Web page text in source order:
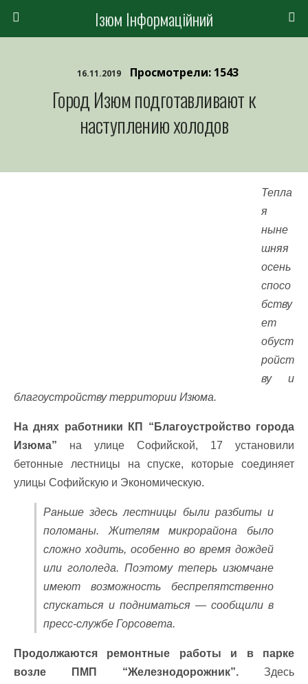
Ізюм Інформаційний
16.11.2019 Просмотрели: 1543
Город Изюм подготавливают к
наступлению холодов
Тепла
я
ныне
шняя
осень
спосо
бству
ет
обуст
ройст
ву и
благоустройству территории Изюма.
На днях работники КП “Благоустройство города
Изюма” на улице Софийской, 17 установили
бетонные лестницы на спуске, которые соединяет
улицы Софийскую и Экономическую.
Раньше здесь лестницы были разбиты и
поломаны. Жителям микрорайона было
сложно ходить, особенно во время дождей
или гололеда. Поэтому теперь изюмчане
имеют возможность беспрепятственно
спускаться и подниматься — сообщили в
пресс-службе Горсовета.
Продолжаются ремонтные работы и в парке
возле ПМП “Железнодорожник”. Здесь